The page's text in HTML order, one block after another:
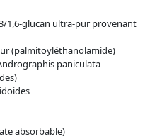
1,6-glucan ultra-pur provenant
(palmitoyléthanolamide)
paniculata
absorbable)